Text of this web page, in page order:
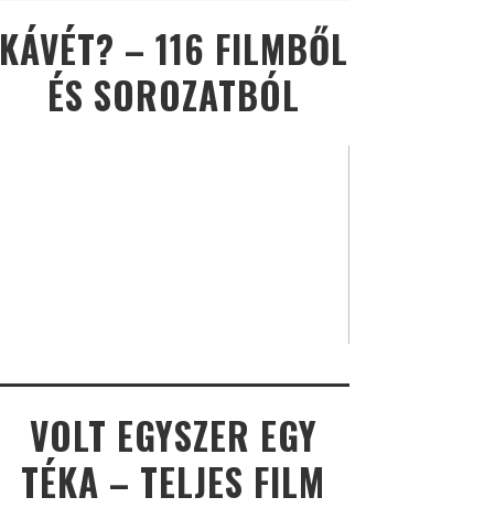
KÁVÉT? – 116 FILMBŐL
ÉS SOROZATBÓL
VOLT EGYSZER EGY
TÉKA – TELJES FILM